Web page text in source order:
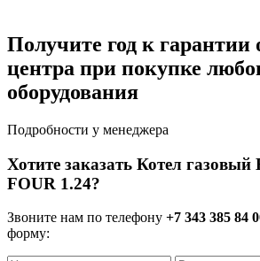
Получите год к гарантии
центра при покупке
оборудования
Подробности у менеджера
Хотите заказать Котел
FOUR 1.24?
Звоните нам по телефону +7 343 385 84
форму: